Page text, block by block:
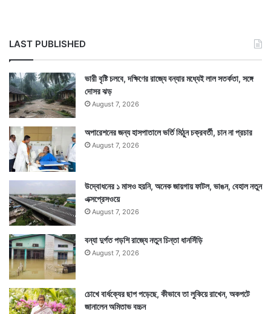
বিয়ে উপলক্ষে আগত অতিথিদের সঙ্গে চুটিয়ে চলে ছবি তোলা, খাওয়া
দাওয়া। পুরো সময়ে কিন্তু জীবনসঙ্গী হিসাবে বেছে নেওয়া
গোলাপিকে হাতছাড়া করেননি সেরা।
LAST PUBLISHED
ভারী বৃষ্টি চলবে, দক্ষিণের রাজ্যে বন্যার মধ্যেই লাল সতর্কতা, সঙ্গে
দোসর ঝড়
August 7, 2026
অপারেশনের জন্য হাসপাতালে ভর্তি মিঠুন চক্রবর্তী, চান না প্রচার
August 7, 2026
উদ্বোধনের ১ মাসও হয়নি, অনেক জায়গায় ফাটল, ভাঙন, বেহাল নতুন
এক্সপ্রেসওয়ে
August 7, 2026
বন্যা দুর্গত পড়শি রাজ্যে নতুন চিন্তা ধানসিঁড়ি
August 7, 2026
চোখে বার্ধক্যের ছাপ পড়েছে, কীভাবে তা লুকিয়ে রাখেন, অকপটে
জানালেন অমিতাভ বচ্চন